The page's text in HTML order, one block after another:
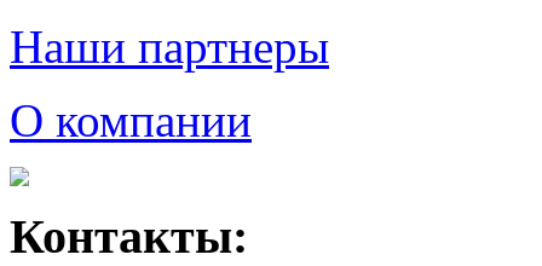
Наши партнеры
О компании
Контакты: